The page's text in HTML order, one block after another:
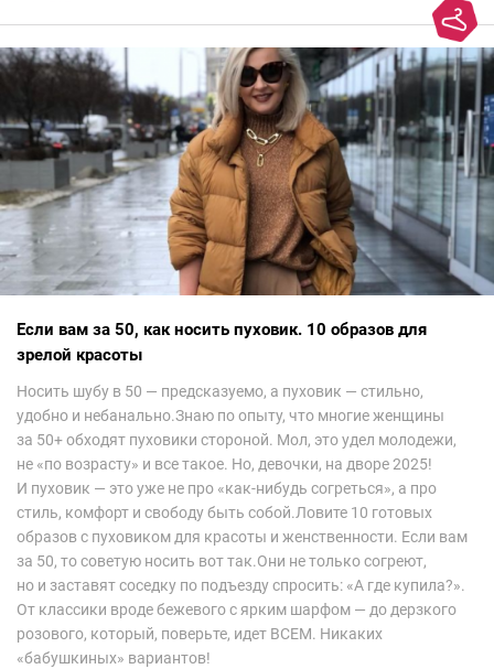
колорит Ближнего Востока на современный манер — это
невероятно красиво.Все стереотипы, какие были у меня насчет
арабских дизайнеров, рассеялись как дым. А столько красоты
сегодня сложно увидеть на других известных неделях
мод.Самое интересное сейчас покажу ?
Если вам за 50, как носить пуховик. 10 образов для
зрелой красоты
Носить шубу в 50 — предсказуемо, а пуховик — стильно,
удобно и небанально.Знаю по опыту, что многие женщины
за 50+ обходят пуховики стороной. Мол, это удел молодежи,
не «по возрасту» и все такое. Но, девочки, на дворе 2025!
И пуховик — это уже не про «как-нибудь согреться», а про
стиль, комфорт и свободу быть собой.Ловите 10 готовых
образов с пуховиком для красоты и женственности. Если вам
за 50, то советую носить вот так.Они не только согреют,
но и заставят соседку по подъезду спросить: «А где купила?».
От классики вроде бежевого с ярким шарфом — до дерзкого
розового, который, поверьте, идет ВСЕМ. Никаких
«бабушкиных» вариантов!